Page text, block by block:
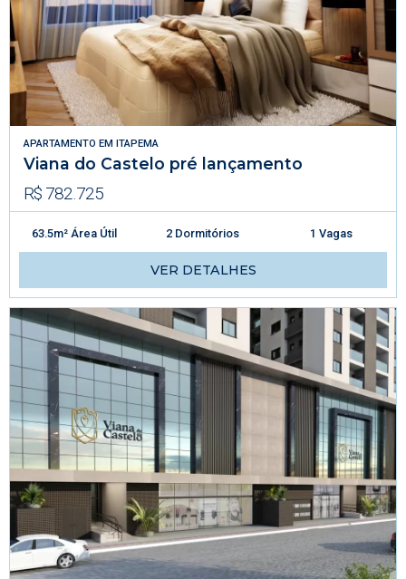
APARTAMENTO EM ITAPEMA
Viana do Castelo pré lançamento
R$ 782.725
63.5m² Área Útil 2 Dormitórios 1 Vagas
VER DETALHES